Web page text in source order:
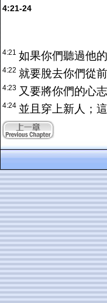
4:21-24
4:21 如果你們聽過他
4:22 就要脫去你們從
4:23 又要將你們的心
4:24 並且穿上新人；